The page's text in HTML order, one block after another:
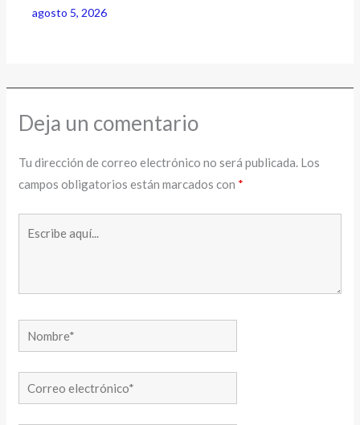
agosto 5, 2026
Deja un comentario
Tu dirección de correo electrónico no será publicada. Los
campos obligatorios están marcados con *
Nombre*
Correo
electrónico*